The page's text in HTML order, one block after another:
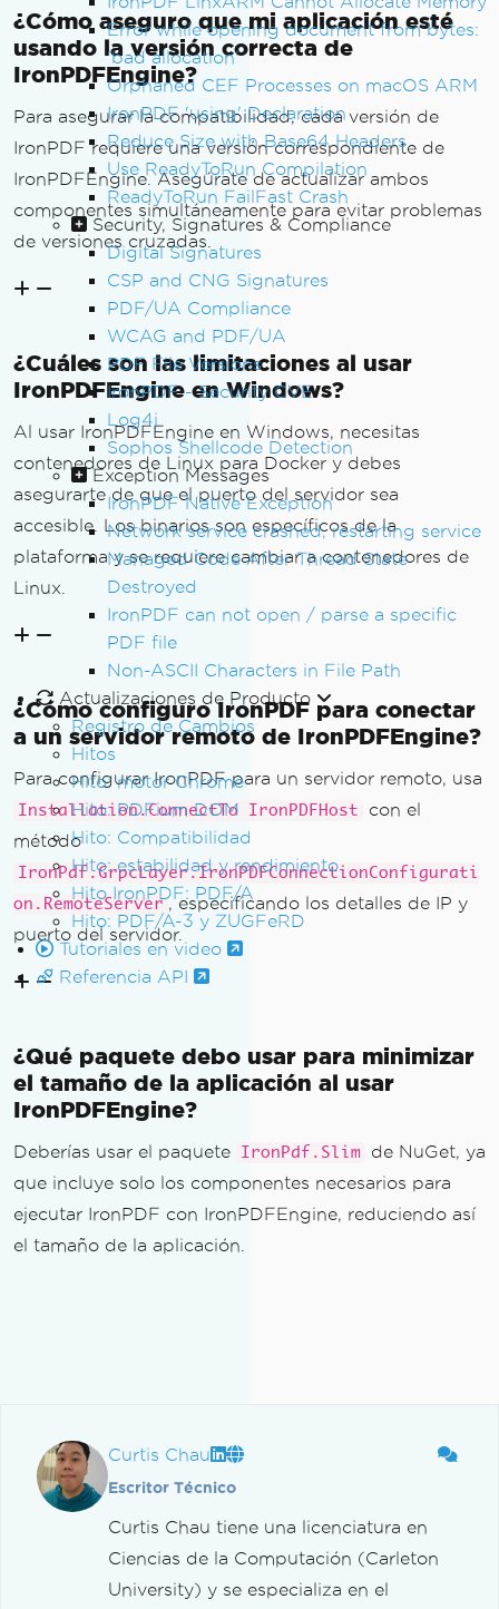
Error while opening document from bytes:
'bad allocation'
Orphaned CEF Processes on macOS ARM
IronPDF 'using' Declaration
Reduce Size with Base64 Headers
Use ReadyToRun Compilation
ReadyToRun FailFast Crash
Security, Signatures & Compliance
Digital Signatures
CSP and CNG Signatures
PDF/UA Compliance
WCAG and PDF/UA
PDF File Versions
IronPDF - Security CVE
Log4j
Sophos Shellcode Detection
Exception Messages
IronPDF Native Exception
Network service crashed, restarting service
Managed Code After Thread State
Destroyed
IronPDF can not open / parse a specific
PDF file
Non-ASCII Characters in File Path
Actualizaciones de Producto
Registro de Cambios
Hitos
Hito: motor Chrome
Hito: PDFium DOM
Hito: Compatibilidad
Hito: estabilidad y rendimiento
Hito IronPDF: PDF/A
Hito: PDF/A-3 y ZUGFeRD
Tutoriales en video
Referencia API
¿Cómo aseguro que mi aplicación esté
usando la versión correcta de
IronPDFEngine?
Para asegurar la compatibilidad, cada versión de
IronPDF requiere una versión correspondiente de
IronPDFEngine. Asegúrate de actualizar ambos
componentes simultáneamente para evitar problemas
de versiones cruzadas.
¿Cuáles son las limitaciones al usar
IronPDFEngine en Windows?
Al usar IronPDFEngine en Windows, necesitas
contenedores de Linux para Docker y debes
asegurarte de que el puerto del servidor sea
accesible. Los binarios son específicos de la
plataforma y se requiere cambiar a contenedores de
Linux.
¿Cómo configuro IronPDF para conectar
a un servidor remoto de IronPDFEngine?
Para configurar IronPDF para un servidor remoto, usa
Installation.ConnectTo IronPDFHost
con el
método
IronPdf.GrpcLayer.IronPDFConnectionConfigurati
on.RemoteServer , especificando los detalles de IP y
puerto del servidor.
¿Qué paquete debo usar para minimizar
el tamaño de la aplicación al usar
IronPDFEngine?
Deberías usar el paquete IronPdf.Slim
de NuGet, ya
que incluye solo los componentes necesarios para
ejecutar IronPDF con IronPDFEngine, reduciendo así
el tamaño de la aplicación.
Curtis Chau
Escritor Técnico
Curtis Chau tiene una licenciatura en
Ciencias de la Computación (Carleton
University) y se especializa en el